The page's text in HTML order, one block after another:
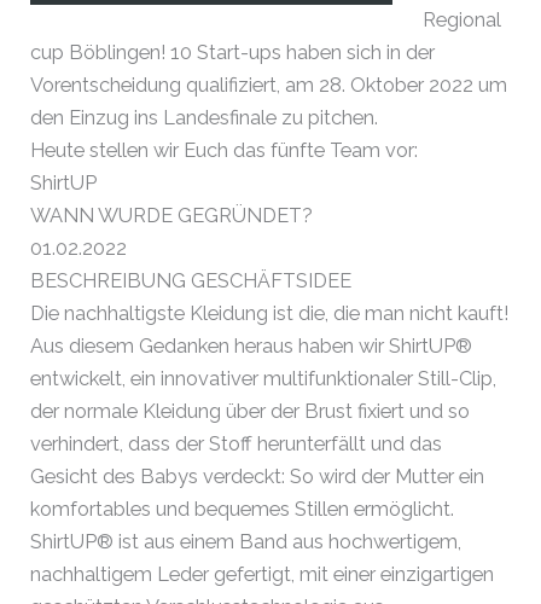
Regional
cup Böblingen! 10 Start-ups haben sich in der
Vorentscheidung qualifiziert, am 28. Oktober 2022 um
den Einzug ins Landesfinale zu pitchen.
Heute stellen wir Euch das fünfte Team vor:
ShirtUP
WANN WURDE GEGRÜNDET?
01.02.2022
BESCHREIBUNG GESCHÄFTSIDEE
Die nachhaltigste Kleidung ist die, die man nicht kauft!
Aus diesem Gedanken heraus haben wir ShirtUP®
entwickelt, ein innovativer multifunktionaler Still-Clip,
der normale Kleidung über der Brust fixiert und so
verhindert, dass der Stoff herunterfällt und das
Gesicht des Babys verdeckt: So wird der Mutter ein
komfortables und bequemes Stillen ermöglicht.
ShirtUP® ist aus einem Band aus hochwertigem,
nachhaltigem Leder gefertigt, mit einer einzigartigen